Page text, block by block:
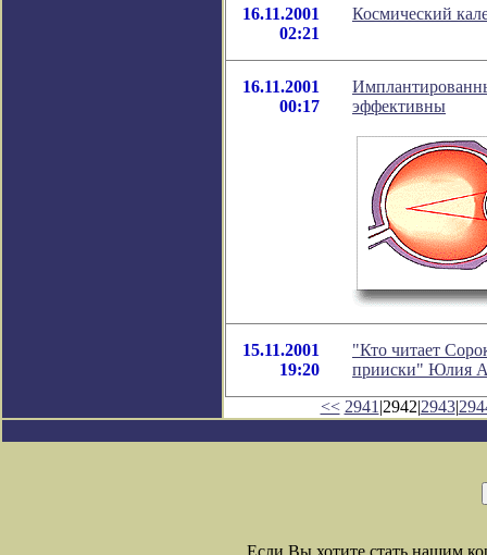
16.11.2001
02:21
Космический
16.11.2001
00:17
эффективны
15.11.2001
19:20
"Кто читает
прииски" Юлия
<< 2941 |2942|2943|